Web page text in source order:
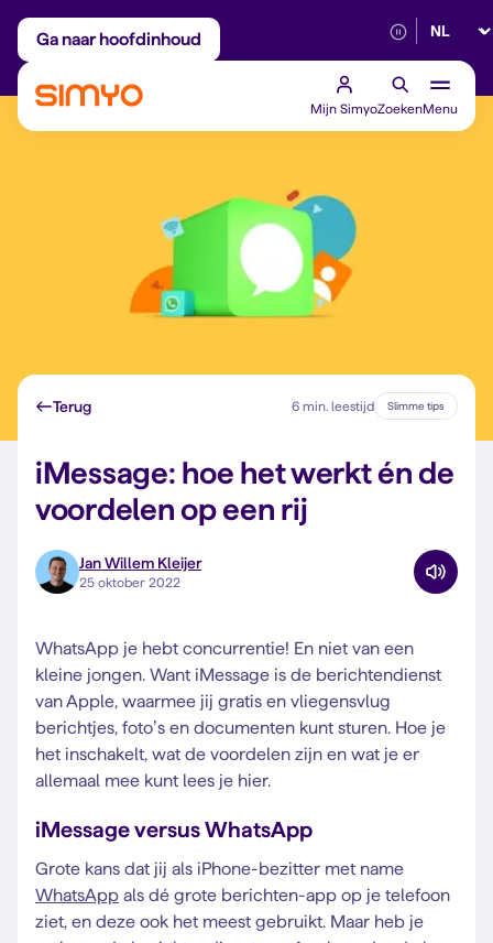
Ga naar hoofdinhoud
Maandelijks aanpasbaar Betrouwbaar
Mijn SimyoZoekenMenu
Terug 6 min. leestijd Slimme tips
iMessage: hoe het werkt én de
voordelen op een rij
Jan Willem Kleijer
25 oktober 2022
WhatsApp je hebt concurrentie! En niet van een
kleine jongen. Want iMessage is de berichtendienst
van Apple, waarmee jij gratis en vliegensvlug
berichtjes, foto’s en documenten kunt sturen. Hoe je
het inschakelt, wat de voordelen zijn en wat je er
allemaal mee kunt lees je hier.
iMessage versus WhatsApp
Grote kans dat jij als iPhone-bezitter met name
WhatsApp als dé grote berichten-app op je telefoon
ziet, en deze ook het meest gebruikt. Maar heb je